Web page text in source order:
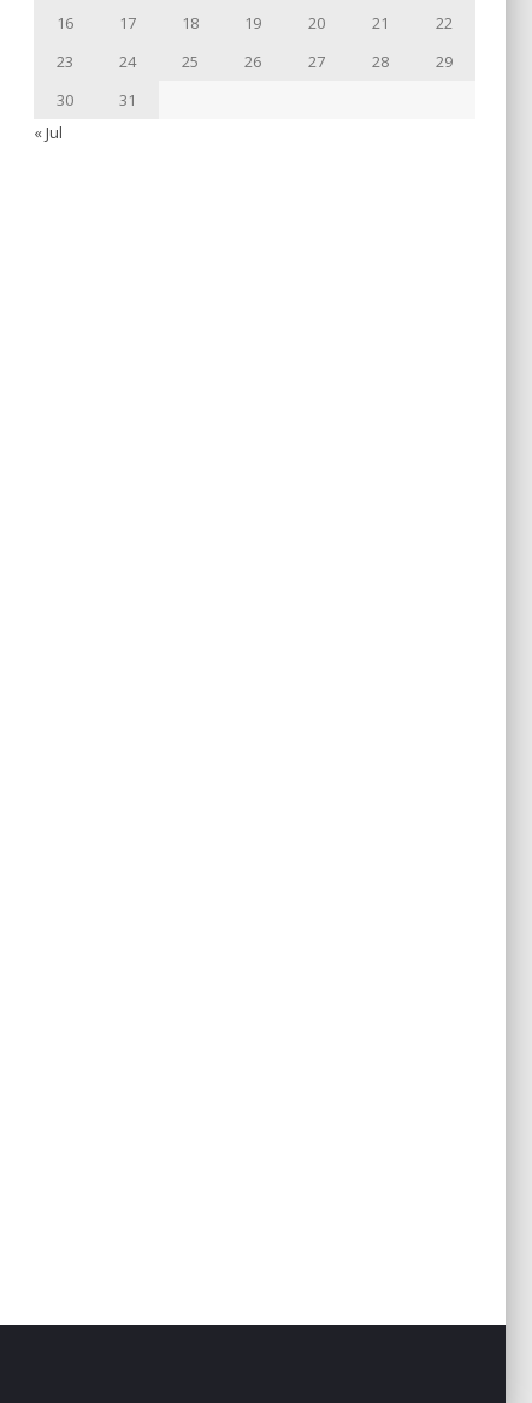
16
17 18 19 20 21
22
23
24 25 26 27 28
29
30
31
« Jul